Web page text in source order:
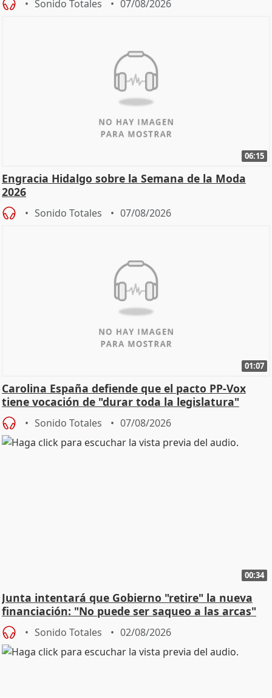
Sonido Totales 07/08/2026
06:15
Engracia Hidalgo sobre la Semana de la Moda
2026
Sonido Totales 07/08/2026
01:07
Carolina España defiende que el pacto PP-Vox
tiene vocación de "durar toda la legislatura"
Sonido Totales 07/08/2026
00:34
Junta intentará que Gobierno "retire" la nueva
financiación: "No puede ser saqueo a las arcas"
Sonido Totales 02/08/2026